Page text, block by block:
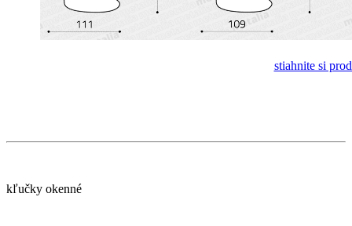
stiahnite si
kľučky okenné